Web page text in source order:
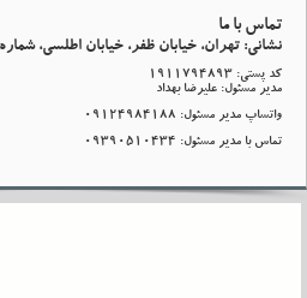
تماس با ما
نشانی: تهران، خیابان ظفر، خیابان اطلسی، شماره ۱، واحد ۱۰
کد پستی: ۱۹۱۱۷۹۴۸۹۳
مدیر مسئول: علیرضا بهداد
واتساپ مدیر مسئول: ۰۹۱۲۴۹۸۴۱۸۸
تماس با مدیر مسئول: ۰۹۳۹۰۵۱۰۴۳۴